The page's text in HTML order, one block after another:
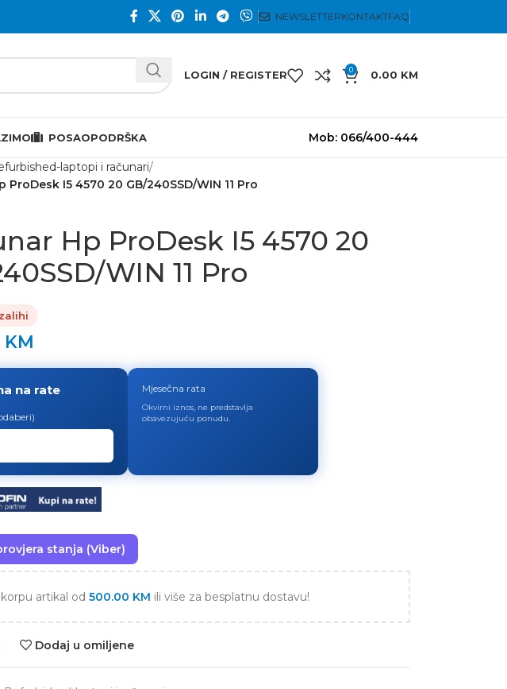
NEWSLETTERKONTAKTFAQ
LOGIN / REGISTER 0 0.00 KM
POSAOPODRŠKA Mob: 066/400-444
laptopi i računari
ProDesk I5 4570 20 GB/240SSD/WIN 11 Pro
Hp ProDesk I5 4570 20
WIN 11 Pro
KM
na rate Mjesečna rata
Okvirni iznos, ne predstavlja
obavezujuću ponudu.
stanja (Viber)
artikal od 500.00 KM ili više za besplatnu dostavu!
Dodaj u omiljene